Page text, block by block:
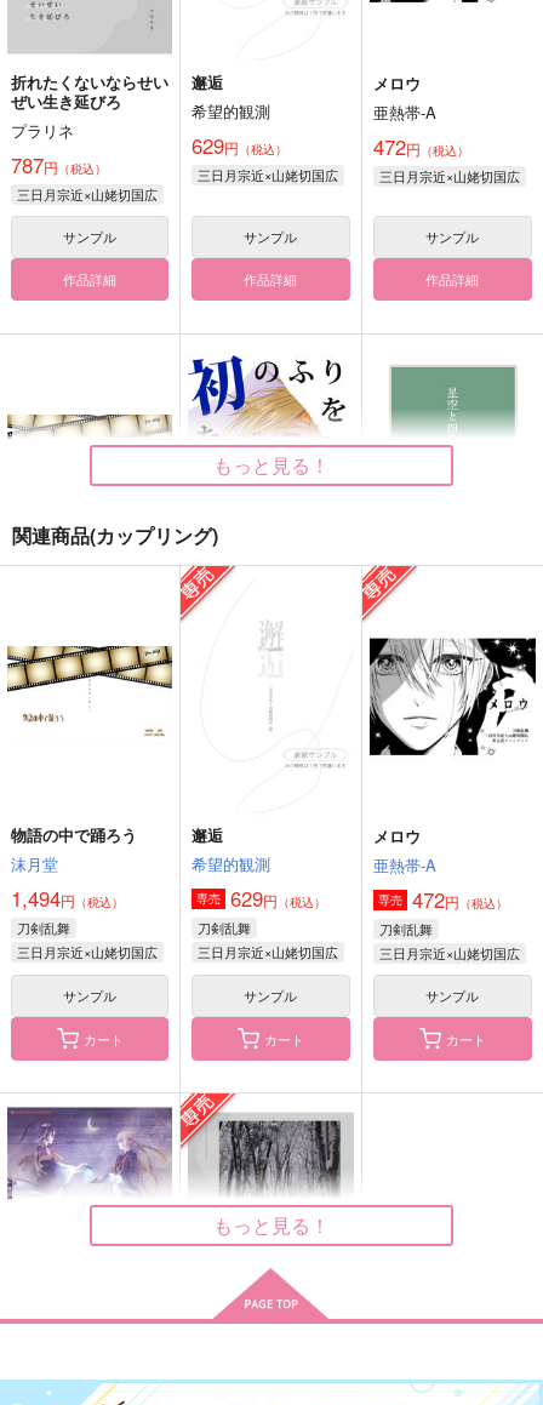
折れたくないならせい
ぜい生き延びろ
プラリネ
787円 （税込）
三日月宗近×山姥切国広
サンプル
作品詳細
邂逅
希望的観測
629円 （税込）
三日月宗近×山姥切国広
サンプル
作品詳細
メロウ
亜熱帯-A
472円 （税込）
三日月宗近×山姥切国広
サンプル
作品詳細
1,494円（税込）
三日月宗近×山姥切国広
初のふりをした極のふ
りをした初
まるごとポテチ
（税込）
山姥切長義×山姥切国広
サンプル
星空と四角形
WET
1,132円（税込）
山姥切国広×山姥切長義
サンプル
掌の中の…（ペーパー
付）
ロンノとカルス
935 （税込）
作品詳細
あんたと俺の特等席
まるごとポテチ
787円（税込）
山姥切長義×山姥切国広
サンプル
作品詳細
787円（税込）
作品詳細
もっと見る！
関連商品(カップリング)
物語の中で踊ろう
沫月堂
1,494円 （税込）
刀剣乱舞
三日月宗近×山姥切国広
サンプル
カート
邂逅
希望的観測
専売 629円 （税込）
刀剣乱舞
三日月宗近×山姥切国広
サンプル
カート
メロウ
亜熱帯-A
専売 472円 （税込）
刀剣乱舞
三日月宗近×山姥切国広
サンプル
カート
付）
ぜい生き延びろ
もっと見る！